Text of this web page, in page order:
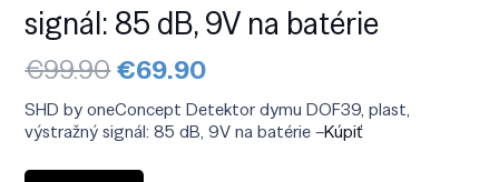
signál: 85 dB, 9V na batérie
€99.90Pôvodná
cena
bola:
€99.90.
€69.90Aktuálna
je:
€69.90.
SHD by oneConcept Detektor dymu DOF39, plast,
výstražný signál: 85 dB, 9V na batérie –Kúpiť